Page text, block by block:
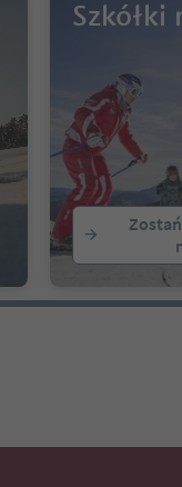
Szkółki